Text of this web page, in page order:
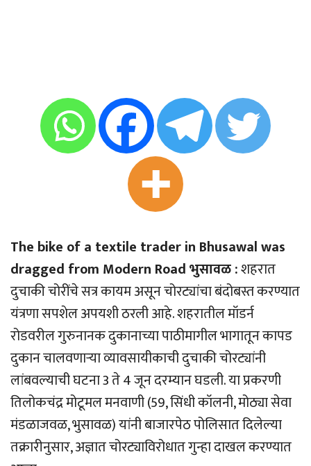
The bike of a textile trader in Bhusawal was
dragged from Modern Road भुसावळ :शहरात
दुचाकी चोरींचे सत्र कायम असून चोरट्यांचा बंदोबस्त करण्यात
यंत्रणा सपशेल अपयशी ठरली आहे. शहरातील मॉडर्न
रोडवरील गुरुनानक दुकानाच्या पाठीमागील भागातून कापड
दुकान चालवणार्‍या व्यावसायीकाची दुचाकी चोरट्यांनी
लांबवल्याची घटना 3 ते 4 जून दरम्यान घडली. या प्रकरणी
तिलोकचंद्र मोटूमल मनवाणी (59, सिंधी कॉलनी, मोठ्या सेवा
मंडळाजवळ, भुसावळ) यांनी बाजारपेठ पोलिसात दिलेल्या
तक्रारीनुसार, अज्ञात चोरट्याविरोधात गुन्हा दाखल करण्यात